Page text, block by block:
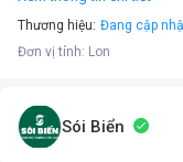
Thương hiệu: Đang cập
Đơn vị tính: Lon
Sói Biển